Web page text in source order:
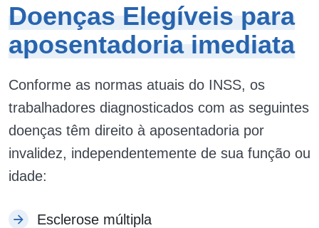
Doenças Elegíveis para
aposentadoria imediata
Conforme as normas atuais do INSS, os
trabalhadores diagnosticados com as seguintes
doenças têm direito à aposentadoria por
invalidez, independentemente de sua função ou
idade:
Esclerose múltipla